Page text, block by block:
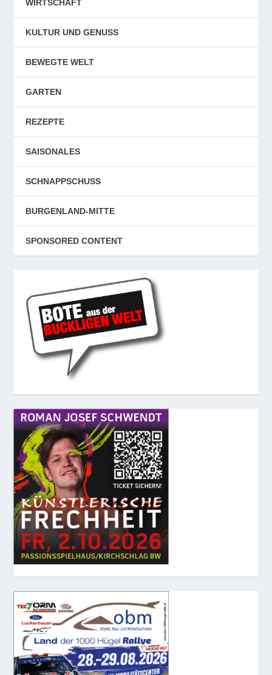
WIRTSCHAFT
KULTUR UND GENUSS
BEWEGTE WELT
GARTEN
REZEPTE
SAISONALES
SCHNAPPSCHUSS
BURGENLAND-MITTE
SPONSORED CONTENT